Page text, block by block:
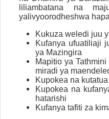
liliambatana na
yalivyoorodheshwa
Kukuza weledi juu
Kufanya ufuatiliaji
ya Mazingira
Mapitio ya Tathmini
miradi ya
Kupokea na
Kupokea na
hatarishi
Kufanya tafiti za